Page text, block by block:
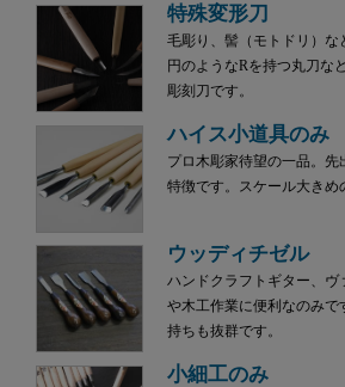
特殊変形刀
毛彫り、髻（モトドリ）
円のようなRを持つ丸刀な
彫刻刀です。
ハイス小道具のみ
プロ木彫家待望の一品。
特徴です。スケール大きめ
ウッディチゼル
ハンドクラフトギター、
や木工作業に便利なのみで
持ちも抜群です。
小細工のみ